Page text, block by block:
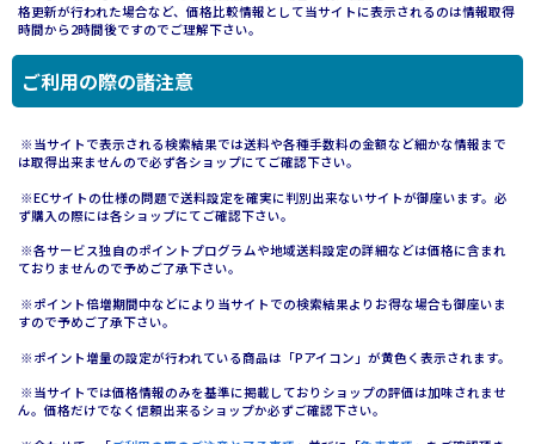
格更新が行われた場合など、価格比較情報として当サイトに表示されるのは情報取得
時間から2時間後ですのでご理解下さい。
ご利用の際の諸注意
※当サイトで表示される検索結果では送料や各種手数料の金額など細かな情報まで
は取得出来ませんので必ず各ショップにてご確認下さい。
※ECサイトの仕様の問題で送料設定を確実に判別出来ないサイトが御座います。必
ず購入の際には各ショップにてご確認下さい。
※各サービス独自のポイントプログラムや地域送料設定の詳細などは価格に含まれ
ておりませんので予めご了承下さい。
※ポイント倍増期間中などにより当サイトでの検索結果よりお得な場合も御座いま
すので予めご了承下さい。
※ポイント増量の設定が行われている商品は「Pアイコン」が黄色く表示されます。
※当サイトでは価格情報のみを基準に掲載しておりショップの評価は加味されませ
ん。価格だけでなく信頼出来るショップか必ずご確認下さい。